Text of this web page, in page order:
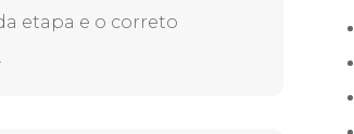
etapa e o correto